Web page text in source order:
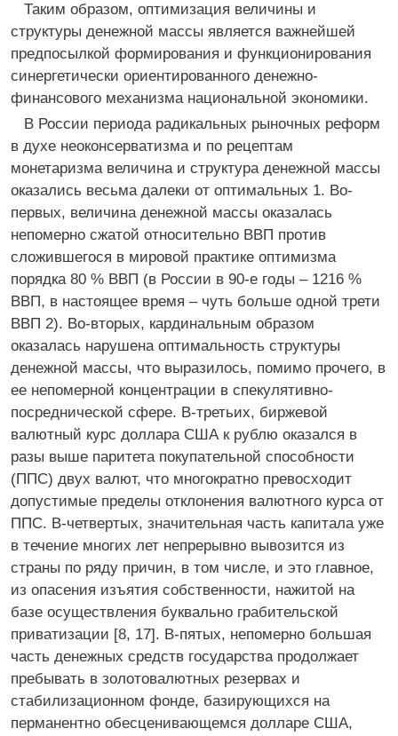
Таким образом, оптимизация величины и
структуры денежной массы является важнейшей
предпосылкой формирования и функционирования
синергетически ориентированного денежно-
финансового механизма национальной экономики.
В России периода радикальных рыночных реформ
в духе неоконсерватизма и по рецептам
монетаризма величина и структура денежной массы
оказались весьма далеки от оптимальных 1. Во-
первых, величина денежной массы оказалась
непомерно сжатой относительно ВВП против
сложившегося в мировой практике оптимизма
порядка 80 % ВВП (в России в 90-е годы – 1216 %
ВВП, в настоящее время – чуть больше одной трети
ВВП 2). Во-вторых, кардинальным образом
оказалась нарушена оптимальность структуры
денежной массы, что выразилось, помимо прочего, в
ее непомерной концентрации в спекулятивно-
посреднической сфере. В-третьих, биржевой
валютный курс доллара США к рублю оказался в
разы выше паритета покупательной способности
(ППС) двух валют, что многократно превосходит
допустимые пределы отклонения валютного курса от
ППС. В-четвертых, значительная часть капитала уже
в течение многих лет непрерывно вывозится из
страны по ряду причин, в том числе, и это главное,
из опасения изъятия собственности, нажитой на
базе осуществления буквально грабительской
приватизации [8, 17]. В-пятых, непомерно большая
часть денежных средств государства продолжает
пребывать в золотовалютных резервах и
стабилизационном фонде, базирующихся на
перманентно обесценивающемся долларе США,